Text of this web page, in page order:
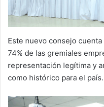
Este nuevo consejo
74% de las gremiales
representación legítima y
como histórico para el país.